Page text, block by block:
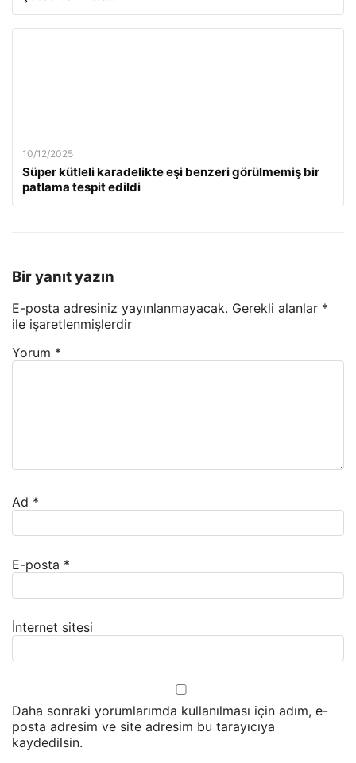
10/12/2025
Süper kütleli karadelikte eşi benzeri görülmemiş bir
patlama tespit edildi
Bir yanıt yazın
E-posta adresiniz yayınlanmayacak. Gerekli alanlar *
ile işaretlenmişlerdir
Yorum *
Ad *
E-posta *
İnternet sitesi
Daha sonraki yorumlarımda kullanılması için adım, e-
posta adresim ve site adresim bu tarayıcıya
kaydedilsin.